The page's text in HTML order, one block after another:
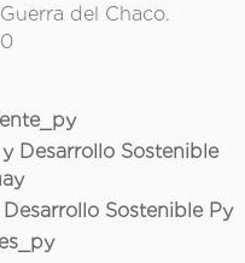
del Chaco.
Desarrollo Sostenible
Sostenible Py